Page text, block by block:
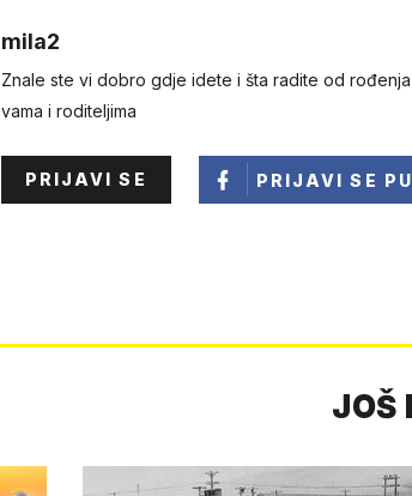
mila2
Znale ste vi dobro gdje idete i šta radite od
vama i roditeljima
PRIJAVI SE PRIJAVI SE
JOŠ